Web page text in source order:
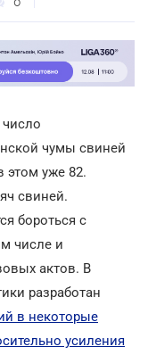
0
число
чумы свиней
этом уже 82.
свиней.
бороться с
числе и
актов. В
разработан
в некоторые
усиления